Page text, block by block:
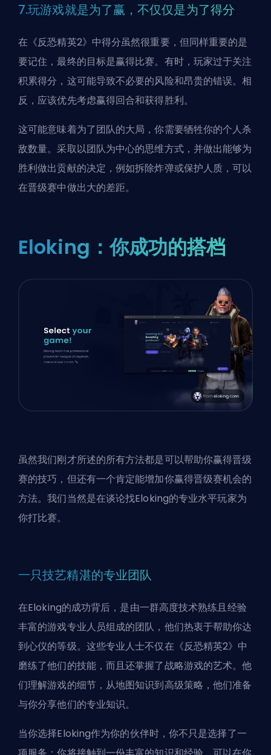
7.玩游戏就是为了赢，不仅仅是为了得分
在《反恐精英2》中得分虽然很重要，但同样重要的是
要记住，最终的目标是赢得比赛。有时，玩家过于关注
积累得分，这可能导致不必要的风险和昂贵的错误。相
反，应该优先考虑赢得回合和获得胜利。
这可能意味着为了团队的大局，你需要牺牲你的个人杀
敌数量。采取以团队为中心的思维方式，并做出能够为
胜利做出贡献的决定，例如拆除炸弹或保护人质，可以
在晋级赛中做出大的差距。
Eloking：你成功的搭档
虽然我们刚才所述的所有方法都是可以帮助你赢得晋级
赛的技巧，但还有一个肯定能增加你赢得晋级赛机会的
方法。我们当然是在谈论找Eloking的专业水平玩家为
你打比赛。
一只技艺精湛的专业团队
在Eloking的成功背后，是由一群高度技术熟练且经验
丰富的游戏专业人员组成的团队，他们热衷于帮助你达
到心仪的等级。这些专业人士不仅在《反恐精英2》中
磨练了他们的技能，而且还掌握了战略游戏的艺术。他
们理解游戏的细节，从地图知识到高级策略，他们准备
与你分享他们的专业知识。
当你选择Eloking作为你的伙伴时，你不只是选择了一